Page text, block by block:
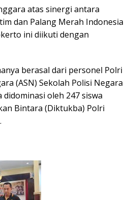
atas sinergi antara
dan Palang Merah Indonesia
ini diikuti dengan
berasal dari personel Polri
(ASN) Sekolah Polisi Negara
didominasi oleh 247 siswa
Bintara (Diktukba) Polri